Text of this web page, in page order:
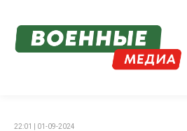
22:01 | 01-09-2024